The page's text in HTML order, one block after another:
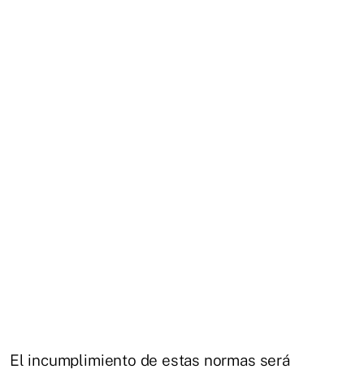
El incumplimiento de estas normas será